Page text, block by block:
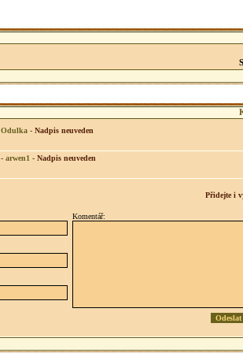
Odulka - Nadpis neuveden
- arwen1 - Nadpis neuveden
Přidejte i
Komentář: